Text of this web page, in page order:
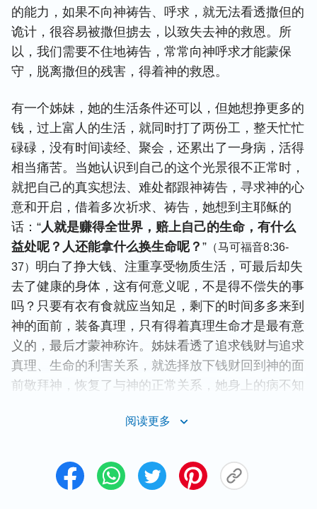
的能力，如果不向神祷告、呼求，就无法看透撒但的
诡计，很容易被撒但掳去，以致失去神的救恩。所
以，我们需要不住地祷告，常常向神呼求才能蒙保
守，脱离撒但的残害，得着神的救恩。
有一个姊妹，她的生活条件还可以，但她想挣更多的
钱，过上富人的生活，就同时打了两份工，整天忙忙
碌碌，没有时间读经、聚会，还累出了一身病，活得
相当痛苦。当她认识到自己的这个光景很不正常时，
就把自己的真实想法、难处都跟神祷告，寻求神的心
意和开启，借着多次祈求、祷告，她想到主耶稣的
话：“人就是赚得全世界，赔上自己的生命，有什么
益处呢？人还能拿什么换生命呢？ ” （马可福音8:36-
37） 明白了挣大钱、注重享受物质生活，可最后却失
去了健康的身体，这有何意义呢，不是得不偿失的事
吗？只要有衣有食就应当知足，剩下的时间多多来到
神的面前，装备真理，只有得着真理生命才是最有意
义的，最后才蒙神称许。姊妹看透了追求钱财与追求
真理、生命的利害关系，就选择放下钱财回到神的面
前敬拜神，恢复了与神的正常关系，她身上的病不知
世人的道路，不被撒但掳去，活在神的看顾保守下，
得着神的救恩，就得不住地祷告，保持跟神的正常关
阅读更多